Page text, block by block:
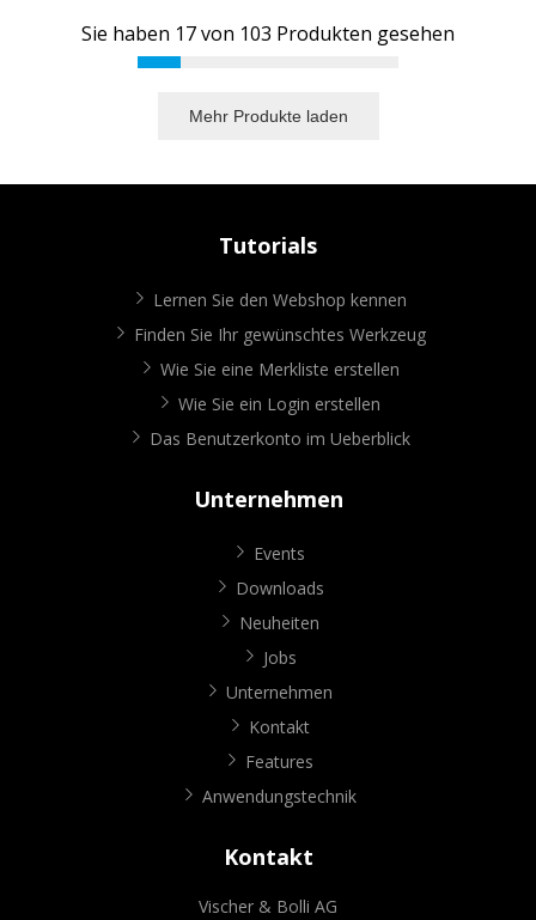
Sie haben 17von 103 Produkten gesehen
Mehr Produkte laden
Tutorials
Lernen Sie den Webshop kennen
Finden Sie Ihr gewünschtes Werkzeug
Wie Sie eine Merkliste erstellen
Wie Sie ein Login erstellen
Das Benutzerkonto im Ueberblick
Unternehmen
Events
Downloads
Neuheiten
Jobs
Unternehmen
Kontakt
Features
Anwendungstechnik
Kontakt
Vischer & Bolli AG